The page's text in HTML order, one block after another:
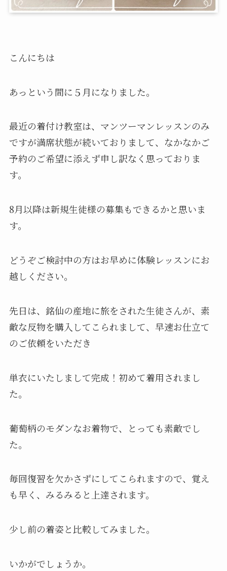
こんにちは
あっという間に５月になりました。
最近の着付け教室は、マンツーマンレッスンのみ
ですが満席状態が続いておりまして、なかなかご
予約のご希望に添えず申し訳なく思っておりま
す。
8月以降は新規生徒様の募集もできるかと思いま
す。
どうぞご検討中の方はお早めに体験レッスンにお
越しください。
先日は、銘仙の産地に旅をされた生徒さんが、素
敵な反物を購入してこられまして、早速お仕立て
のご依頼をいただき
単衣にいたしまして完成！初めて着用されまし
た。
葡萄柄のモダンなお着物で、とっても素敵でし
た。
毎回復習を欠かさずにしてこられますので、覚え
も早く、みるみると上達されます。
少し前の着姿と比較してみました。
いかがでしょうか。